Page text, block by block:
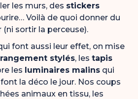
les murs, des stickers
Voilà de quoi donner du
(ni sortir la perceuse).
font aussi leur effet, on mise
stylés, les tapis
les luminaires malins qui
la déco le jour. Nos coups
animaux en tissu, les